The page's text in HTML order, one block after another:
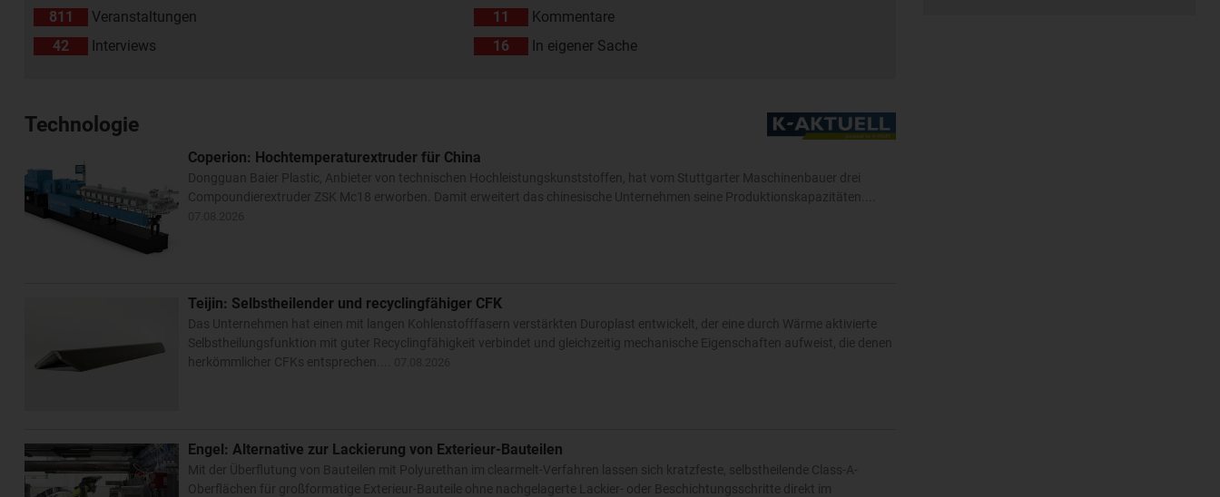
811
Veranstaltungen 11
Kommentare
42
Interviews 16 In eigener Sache
Technologie
Coperion: Hochtemperaturextruder für China
Dongguan Baier Plastic, Anbieter von technischen Hochleistungskunststoffen, hat vom Stuttgarter Maschinenbauer drei
Compoundierextruder ZSK Mc18 erworben. Damit erweitert das chinesische Unternehmen seine Produktionskapazitäten....
Teijin: Selbstheilender und recyclingfähiger CFK
Das Unternehmen hat einen mit langen Kohlenstofffasern verstärkten Duroplast entwickelt, der eine durch Wärme aktivierte
Selbstheilungsfunktion mit guter Recyclingfähigkeit verbindet und gleichzeitig mechanische Eigenschaften aufweist, die denen
herkömmlicher CFKs entsprechen....
Engel: Alternative zur Lackierung von Exterieur-Bauteilen
Mit der Überflutung von Bauteilen mit Polyurethan im clearmelt-Verfahren lassen sich kratzfeste, selbstheilende Class-A-
Oberflächen für großformatige Exterieur-Bauteile ohne nachgelagerte Lackier- oder Beschichtungsschritte direkt im